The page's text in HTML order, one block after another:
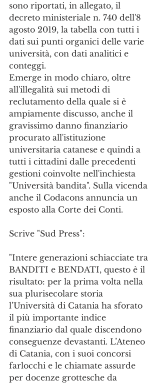
sono riportati, in allegato, il
decreto ministeriale n. 740 dell'8
agosto 2019, la tabella con tutti i
dati sui punti organici delle varie
università, con dati analitici e
conteggi.
Emerge in modo chiaro, oltre
all'illegalità sui metodi di
reclutamento della quale si è
ampiamente discusso, anche il
gravissimo danno finanziario
procurato all'istituzione
universitaria catanese e quindi a
tutti i cittadini dalle precedenti
gestioni coinvolte nell'inchiesta
"Università bandita". Sulla vicenda
anche il Codacons annuncia un
esposto alla Corte dei Conti.
Scrive "Sud Press":
"Intere generazioni schiacciate tra
BANDITI e BENDATI, questo è il
risultato: per la prima volta nella
sua plurisecolare storia
l’Università di Catania ha sforato
il più importante indice
finanziario dal quale discendono
conseguenze devastanti. L’Ateneo
di Catania, con i suoi concorsi
farlocchi e le chiamate assurde
per docenze grottesche da